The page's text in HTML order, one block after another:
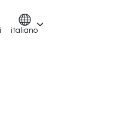
italiano